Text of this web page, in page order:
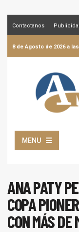
Contactanos
8 de Agosto de 2026 a
MENU
ANA PATY
COPA
CON MÁS